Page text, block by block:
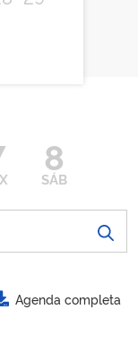
8
SÁB
Agenda completa